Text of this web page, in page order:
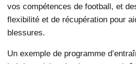
vos compétences de football, et
flexibilité et de récupération pour
blessures.
Un exemple de programme